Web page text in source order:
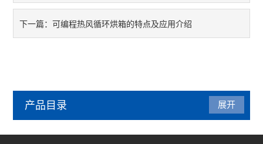
下一篇： 可编程热风循环烘箱的特点及应用介绍
产品目录 展开